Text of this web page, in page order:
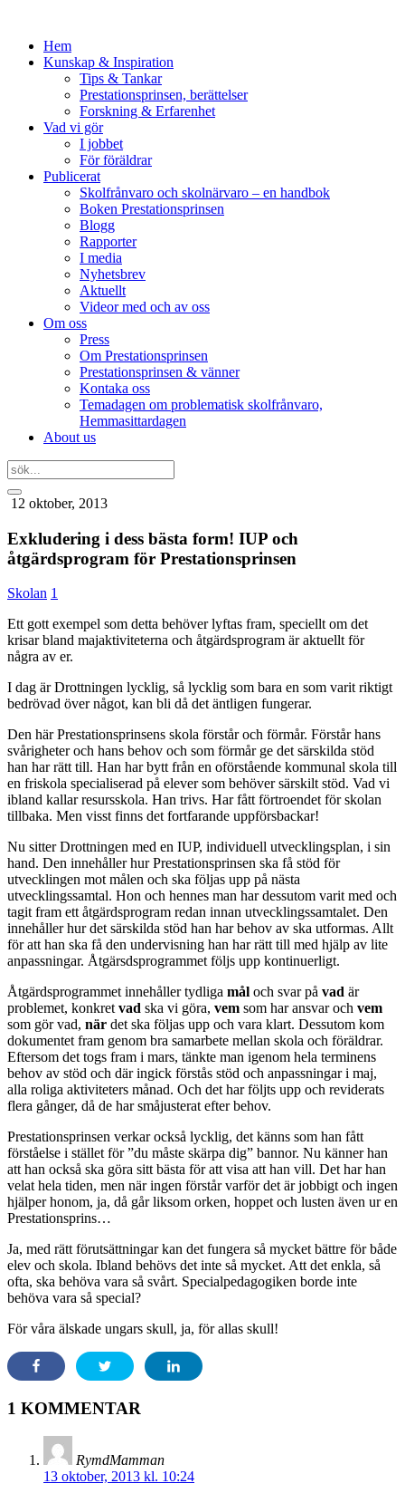
Hem
Kunskap & Inspiration
Tips & Tankar
Prestationsprinsen, berättelser
Forskning & Erfarenhet
Vad vi gör
I jobbet
För föräldrar
Publicerat
Skolfrånvaro och skolnärvaro – en handbok
Boken Prestationsprinsen
Blogg
Rapporter
I media
Nyhetsbrev
Aktuellt
Videor med och av oss
Om oss
Press
Om Prestationsprinsen
Prestationsprinsen & vänner
Kontaka oss
Temadagen om problematisk skolfrånvaro,
Hemmasittardagen
About us
12 oktober, 2013
Exkludering i dess bästa form! IUP och
åtgärdsprogram för Prestationsprinsen
Skolan 1
Ett gott exempel som detta behöver lyftas fram, speciellt om det
krisar bland majaktiviteterna och åtgärdsprogram är aktuellt för
några av er.
I dag är Drottningen lycklig, så lycklig som bara en som varit riktigt
bedrövad över något, kan bli då det äntligen fungerar.
Den här Prestationsprinsens skola förstår och förmår. Förstår hans
svårigheter och hans behov och som förmår ge det särskilda stöd
han har rätt till. Han har bytt från en oförstående kommunal skola till
en friskola specialiserad på elever som behöver särskilt stöd. Vad vi
ibland kallar resursskola. Han trivs. Har fått förtroendet för skolan
tillbaka. Men visst finns det fortfarande uppförsbackar!
Nu sitter Drottningen med en IUP, individuell utvecklingsplan, i sin
hand. Den innehåller hur Prestationsprinsen ska få stöd för
utvecklingen mot målen och ska följas upp på nästa
utvecklingssamtal. Hon och hennes man har dessutom varit med och
tagit fram ett åtgärdsprogram redan innan utvecklingssamtalet. Den
innehåller hur det särskilda stöd han har behov av ska utformas. Allt
för att han ska få den undervisning han har rätt till med hjälp av lite
anpassningar. Åtgärsdsprogrammet följs upp kontinuerligt.
Åtgärdsprogrammet innehåller tydliga mål och svar på vad är
problemet, konkretvad ska vi göra, vem som har ansvar och vem
som gör vad, när det ska följas upp och vara klart. Dessutom kom
dokumentet fram genom bra samarbete mellan skola och föräldrar.
Eftersom det togs fram i mars, tänkte man igenom hela terminens
behov av stöd och där ingick förstås stöd och anpassningar i maj,
alla roliga aktiviteters månad. Och det har följts upp och reviderats
flera gånger, då de har småjusterat efter behov.
Prestationsprinsen verkar också lycklig, det känns som han fått
förståelse i stället för ”du måste skärpa dig” bannor. Nu känner han
att han också ska göra sitt bästa för att visa att han vill. Det har han
velat hela tiden, men när ingen förstår varför det är jobbigt och ingen
hjälper honom, ja, då går liksom orken, hoppet och lusten även ur en
Prestationsprins…
Ja, med rätt förutsättningar kan det fungera så mycket bättre för både
elev och skola. Ibland behövs det inte så mycket. Att det enkla, så
ofta, ska behöva vara så svårt. Specialpedagogiken borde inte
behöva vara så special?
För våra älskade ungars skull, ja, för allas skull!
1 KOMMENTAR
RymdMamman
13 oktober, 2013 kl. 10:24